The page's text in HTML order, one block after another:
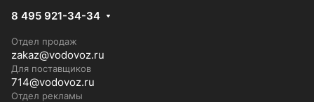
8 495 921-34-34
Отдел продаж
zakaz@vodovoz.ru
Для поставщиков
714@vodovoz.ru
Отдел рекламы